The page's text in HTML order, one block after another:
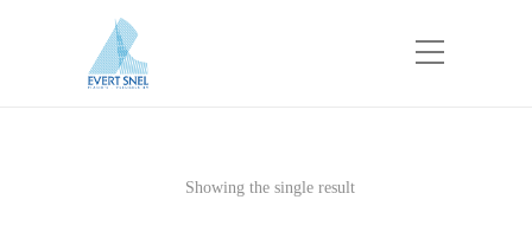
Showing the single result